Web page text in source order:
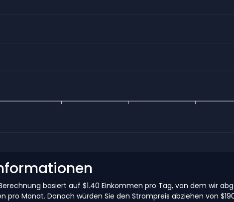
basiert auf $1.40 Einkommen pro Tag, von dem wir
pro Monat. Danach würden Sie den Strompreis abziehen von